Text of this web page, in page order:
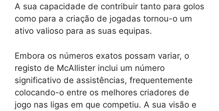
A sua capacidade de contribuir tanto para golos
como para a criação de jogadas tornou-o um
ativo valioso para as suas equipas.
Embora os números exatos possam variar, o
registo de McAllister inclui um número
significativo de assistências, frequentemente
colocando-o entre os melhores criadores de
jogo nas ligas em que competiu. A sua visão e